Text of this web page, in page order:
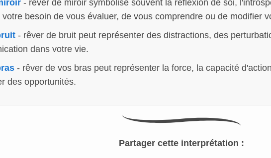
- rêver de miroir symbolise souvent la réflexion de soi,
votre besoin de vous évaluer, de vous comprendre ou de modifier
- rêver de bruit peut représenter des distractions, des
dans votre vie.
- rêver de vos bras peut représenter la force, la capacité
des opportunités.
Partager cette interprétation :